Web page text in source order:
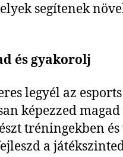
segítenek
és gyakorolj
legyél az
képezzed
tréningekben
a